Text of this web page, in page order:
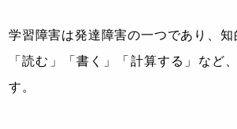
学習障害は発達障害の一つであり、
「読む」「書く」「計算する」など
す。